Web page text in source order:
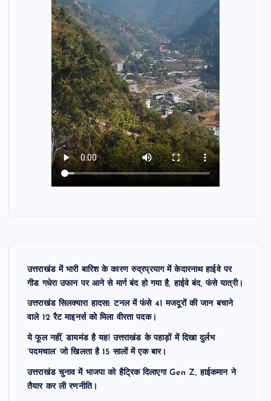
उत्तराखंड में भारी बारिश के कारण रुद्रप्रयाग में केदारनाथ हाईवे पर
गीड गधेरा उफान पर आने से मार्ग बंद हो गया है, हाईवे बंद, फंसे यात्री।
उत्तराखंड सिलक्यारा हादसा: टनल में फंसे 41 मजदूरों की जान बचाने
वाले 12 रैट माइनर्स को मिला वीरता पदक।
ये फूल नहीं, डायमंड है यह! उत्तराखंड के पहाड़ों में दिखा दुर्लभ
‘पदमचाल’ जो खिलता है 15 सालों में एक बार।
उत्तराखंड चुनाव में भाजपा को हैट्रिक दिलाएगा Gen Z, हाईकमान ने
तैयार कर ली रणनीति।